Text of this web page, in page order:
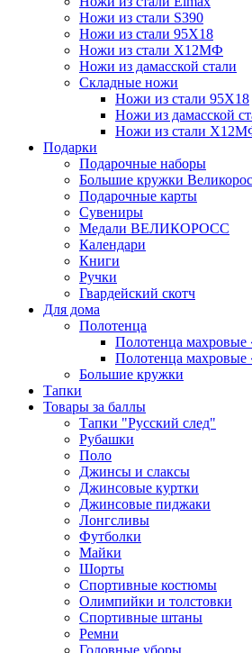
Ножи из стали S390
Ножи из стали 95X18
Ножи из стали Х12МФ
Ножи из дамасской стали
Складные ножи
Ножи из стали 95X18
Ножи из дамасской
Ножи из стали
Подарки
Подарочные наборы
Большие кружки
Подарочные карты
Сувениры
Медали ВЕЛИКОРОСС
Календари
Книги
Ручки
Гвардейский скотч
Для дома
Полотенца
Полотенца махровые
Полотенца махровые
Большие кружки
Тапки
Товары за баллы
Тапки "Русский след"
Рубашки
Поло
Джинсы и слаксы
Джинсовые куртки
Джинсовые пиджаки
Лонгсливы
Футболки
Майки
Шорты
Спортивные костюмы
Олимпийки и толстовки
Спортивные штаны
Ремни
Головные уборы